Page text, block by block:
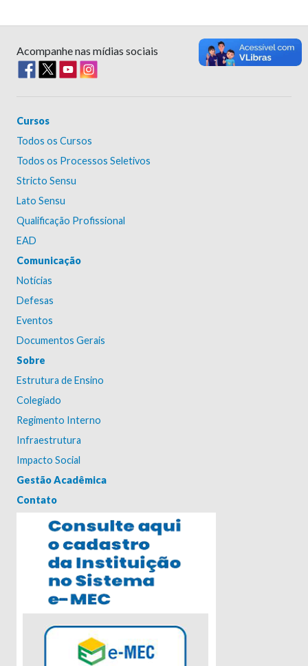
Acompanhe nas mídias sociais
Cursos
Todos os Cursos
Todos os Processos Seletivos
Stricto Sensu
Lato Sensu
Qualificação Profissional
EAD
Comunicação
Notícias
Defesas
Eventos
Documentos Gerais
Sobre
Estrutura de Ensino
Colegiado
Regimento Interno
Infraestrutura
Impacto Social
Gestão Acadêmica
Contato